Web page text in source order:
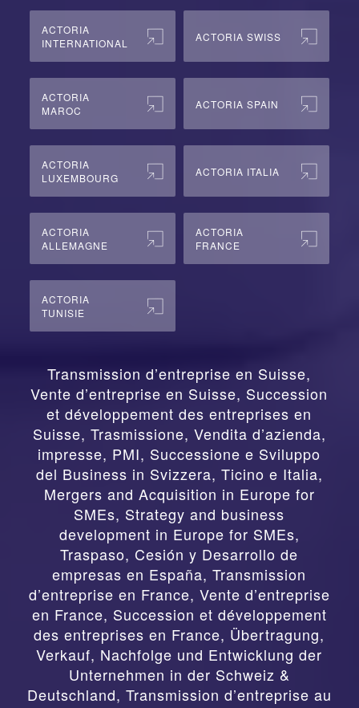
ACTORIA
INTERNATIONAL
ACTORIA SWISS
ACTORIA
MAROC
ACTORIA SPAIN
ACTORIA
LUXEMBOURG
ACTORIA ITALIA
ACTORIA
ALLEMAGNE
ACTORIA
FRANCE
ACTORIA
TUNISIE
Transmission d’entreprise en Suisse,
Vente d’entreprise en Suisse, Succession
et développement des entreprises en
Suisse, Trasmissione, Vendita d’azienda,
impresse, PMI, Successione e Sviluppo
del Business in Svizzera, Ticino e Italia,
Mergers and Acquisition in Europe for
SMEs, Strategy and business
development in Europe for SMEs,
Traspaso, Cesión y Desarrollo de
empresas en España,Transmission
d’entreprise en France, Vente d’entreprise
en France, Succession et développement
des entreprises en France, Übertragung,
Verkauf, Nachfolge und Entwicklung der
Unternehmen in der Schweiz &
Deutschland, Transmission d’entreprise au